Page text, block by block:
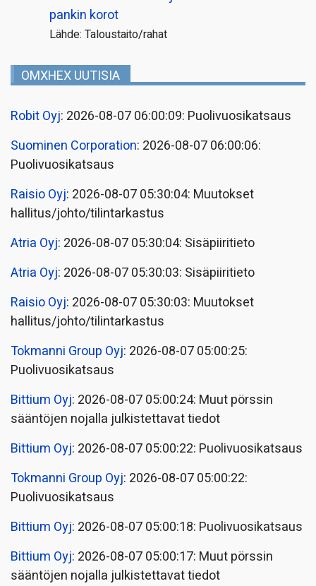
pankin korot
Lähde: Taloustaito/rahat
OMXHEX UUTISIA
Robit Oyj: 2026-08-07 06:00:09: Puolivuosikatsaus
Suominen Corporation: 2026-08-07 06:00:06:
Puolivuosikatsaus
Raisio Oyj: 2026-08-07 05:30:04: Muutokset
hallitus/johto/tilintarkastus
Atria Oyj: 2026-08-07 05:30:04: Sisäpiiritieto
Atria Oyj: 2026-08-07 05:30:03: Sisäpiiritieto
Raisio Oyj: 2026-08-07 05:30:03: Muutokset
hallitus/johto/tilintarkastus
Tokmanni Group Oyj: 2026-08-07 05:00:25:
Puolivuosikatsaus
Bittium Oyj: 2026-08-07 05:00:24: Muut pörssin
sääntöjen nojalla julkistettavat tiedot
Bittium Oyj: 2026-08-07 05:00:22: Puolivuosikatsaus
Tokmanni Group Oyj: 2026-08-07 05:00:22:
Puolivuosikatsaus
Bittium Oyj: 2026-08-07 05:00:18: Puolivuosikatsaus
Bittium Oyj: 2026-08-07 05:00:17: Muut pörssin
sääntöjen nojalla julkistettavat tiedot